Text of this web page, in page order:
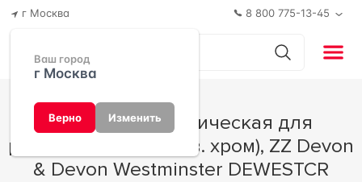
г Москва
Ваш город
г Москва
Верно Изменить
8 800 775-13-45
Консоль металлическая для
раковины 69,5см, (цв. хром), ZZ Devon
& Devon Westminster DEWESTCR